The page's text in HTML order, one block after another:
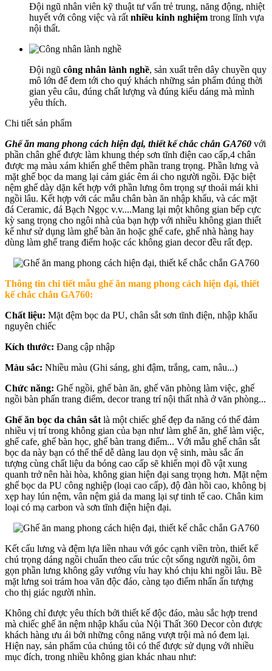
Đội ngũ nhân viên kỹ thuật tư vấn trẻ trung, năng động, nhiệt
huyết với công việc và rất nhiều kinh nghiệm trong lĩnh vựa
nội thất.
Đội ngũ công nhân lành nghề, sản xuất trên dây chuyền quy
mô lớn để đem tới cho quý khách những sản phẩm đúng thời
gian yêu câu, đúng chất lượng và đúng kiểu dáng mà mình
yêu thích.
Chi tiết sản phẩm
Ghế ăn mang phong cách hiện đại, thiết kế chắc chắn GA760 với
phần chân ghế được làm khung thép sơn tĩnh điện cao cấp,4 chân
được mạ màu xám khiến ghế thêm phần trang trọng. Phần lưng và
mặt ghế bọc da mang lại cảm giác êm ái cho người ngồi. Đặc biệt
nệm ghế dày dặn kết hợp với phần lưng ôm trọng sự thoải mái khi
ngồi lâu. Kết hợp với các mẫu chân bàn ăn nhập khẩu, và các mặt
đá Ceramic, đá Bạch Ngọc v.v....Mang lại một không gian bếp cực
kỳ sang trọng cho ngôi nhà của bạn hợp với nhiều không gian thiết
kế như sử dụng làm ghế bàn ăn hoặc ghế cafe, ghế nhà hàng hay
dùng làm ghế trang điểm hoặc các không gian decor đều rất đẹp.
Thông tin chi tiết mẫu ghế ăn mang phong cách hiện đại, thiết
kế chắc chắn GA760:
Chất liệu: Mặt đệm bọc da PU, chân sắt sơn tĩnh điện, nhập khẩu
nguyên chiếc
Kích thước: Đang cập nhập
Màu sắc: Nhiều màu (Ghi sáng, ghi đậm, trắng, cam, nâu...)
Chức năng: Ghế ngồi, ghế bàn ăn, ghế văn phòng làm việc, ghế
ngồi bàn phấn trang điểm, decor trang trí nội thất nhà ở văn phòng...
Ghế ăn bọc da chân sắt là một chiếc ghế đẹp đa năng có thể đảm
nhiều vị trí trong không gian của bạn như làm ghế ăn, ghế làm việc,
ghế cafe, ghế bàn học, ghế bàn trang điểm... Với mẫu ghế chân sắt
bọc da này bạn có thể thể dễ dàng lau dọn vệ sinh, màu sắc ấn
tượng cùng chất liệu da bóng cao cấp sẽ khiến mọi đồ vật xung
quanh trở nên hài hòa, không gian hiện đại sang trọng hơn. Mặt nệm
ghế bọc da PU công nghiệp (loại cao cấp), độ đàn hồi cao, không bị
xẹp hay lún nệm, vân nệm giả da mang lại sự tinh tế cao. Chân kim
loại có mạ carbon và sơn tĩnh điện hiện đại.
Kết cấu lưng và đệm lựa liền nhau với góc cạnh viền tròn, thiết kế
chú trọng dáng ngồi chuẩn theo cấu trúc cột sống người ngồi, ôm
gọn phần lưng không gây vướng víu hay khó chịu khi ngồi lâu. Bề
mặt lưng soi trám hoa văn độc đáo, càng tạo điểm nhấn ấn tượng
cho thị giác người nhìn.
Không chỉ được yêu thích bởi thiết kế độc đáo, màu sắc hợp trend
mà chiếc ghế ăn nệm nhập khẩu của Nội Thất 360 Decor còn được
khách hàng ưu ái bởi những công năng vượt trội mà nó đem lại.
Hiện nay, sản phẩm của chúng tôi có thể được sử dụng với nhiều
mục đích, trong nhiều không gian khác nhau như: